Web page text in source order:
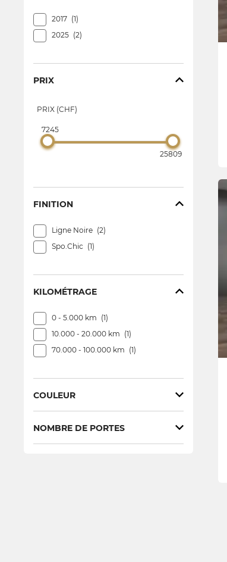
2017
1
2025
2
PRIX
PRIX (CHF)
7245
25809
FINITION
Ligne Noire
2
Spo.Chic
1
KILOMÉTRAGE
0 - 5.000 km
1
10.000 - 20.000 km
1
70.000 - 100.000 km
1
COULEUR
Gris 1
NOMBRE DE PORTES